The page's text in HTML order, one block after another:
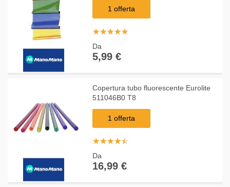
1 offerta
☆☆☆☆☆
★★★★★
Da
5,99 €
Copertura tubo fluorescente Eurolite
511046B0 T8
1 offerta
☆☆☆☆☆
★★★★★
Da
16,99 €